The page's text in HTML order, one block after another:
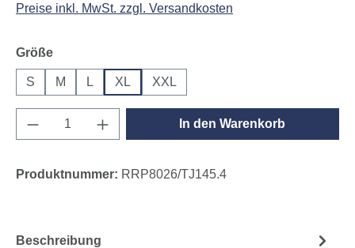
Preise inkl. MwSt. zzgl. Versandkosten
Größeauswählen
S M L XL XXL
Produkt Anzahl: Gib den gewünschten
In den Warenkorb
Produktnummer: RRP8026/TJ145.4
Beschreibung